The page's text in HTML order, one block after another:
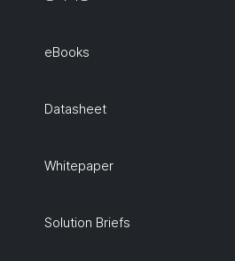
eBooks
Datasheet
Whitepaper
Solution Briefs